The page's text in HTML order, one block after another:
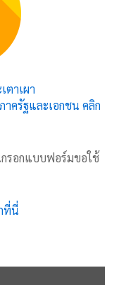
ตาเผา
ครัฐและเอกชน คลิก
รอกแบบฟอร์มขอใช้
ที่นี่